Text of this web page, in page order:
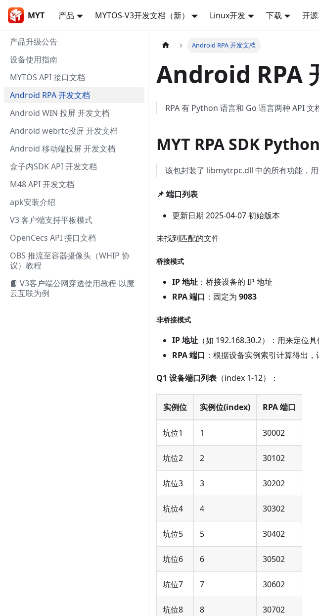
MYT 产品 MYTOS-V3开发文档（新） Linux开发 下载 开
产品升级公告
设备使用指南
MYTOS API 接口文档
Android RPA 开发文档
Android WIN 投屏 开发文档
Android webrtc投屏 开发文档
Android 移动端投屏 开发文档
盒子内SDK API 开发文档
M48 API 开发文档
apk安装介绍
V3 客户端支持平板模式
OpenCecs API 接口文档
OBS 推流至容器摄像头（WHIP 协
议）教程
📘 V3客户端公网穿透使用教程-以魔
云互联为例
Android RPA 开发文档
Android RPA
RPA 有 Python 语言和 Go 语言两种 API 文
MYT RPA SDK
该包封装了 libmytrpc.dll 中的所有功能，
📌 端口列表
更新日期 2025-04-07 初始版本
未找到匹配的文件
桥接模式
IP 地址 ：桥接设备的 IP 地址
RPA 端口 ：固定为 9083
非桥接模式
IP 地址 （如 192.168.30.2）：用来定位
RPA 端口 ：根据设备实例索引计算得出，
Q1 设备端口列表 （index 1-12）：
实例位 实例位(index) RPA 端口
坑位1 1 30002
坑位2 2 30102
坑位3 3 30202
坑位4 4 30302
坑位5 5 30402
坑位6 6 30502
坑位7 7 30602
坑位8 8 30702